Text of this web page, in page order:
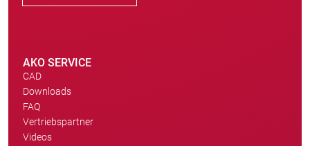
AKO SERVICE
CAD
Downloads
FAQ
Vertriebspartner
Videos